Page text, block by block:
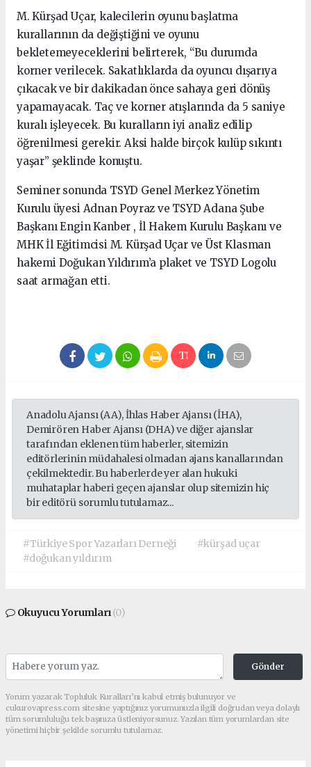
M. Kürşad Uçar, kalecilerin oyunu başlatma
kurallarının da değiştiğini ve oyunu
bekletemeyeceklerini belirterek, “Bu durumda
korner verilecek. Sakatlıklarda da oyuncu dışarıya
çıkacak ve bir dakikadan önce sahaya geri dönüş
yapamayacak. Taç ve korner atışlarında da 5 saniye
kuralı işleyecek. Bu kuralların iyi analiz edilip
öğrenilmesi gerekir. Aksi halde birçok kulüp sıkıntı
yaşar” şeklinde konuştu.
Seminer sonunda TSYD Genel Merkez Yönetim
Kurulu üyesi Adnan Poyraz ve TSYD Adana Şube
Başkanı Engin Kanber , İl Hakem Kurulu Başkanı ve
MHK İl Eğitimcisi M. Kürşad Uçar ve Üst Klasman
hakemi Doğukan Yıldırım’a plaket ve TSYD Logolu
saat armağan etti.
Anadolu Ajansı (AA), İhlas Haber Ajansı (İHA),
Demirören Haber Ajansı (DHA) ve diğer ajanslar
tarafından eklenen tüm haberler, sitemizin
editörlerinin müdahalesi olmadan ajans kanallarından
çekilmektedir. Bu haberlerde yer alan hukuki
muhataplar haberi geçen ajanslar olup sitemizin hiç
bir editörü sorumlu tutulamaz...
#Türkiye Spor Yazarları Derneği
#kürşad uçar
#doğukan yıldırım
Okuyucu Yorumları(0)
Gönder
Yorum yazarak Topluluk Kuralları’nı kabul etmiş bulunuyor ve
cukurovapress.com sitesine yaptığınız yorumunuzla ilgili doğrudan veya dolaylı
tüm sorumluluğu tek başınıza üstleniyorsunuz. Yazılan tüm yorumlardan site
yönetimi hiçbir şekilde sorumlu tutulamaz.